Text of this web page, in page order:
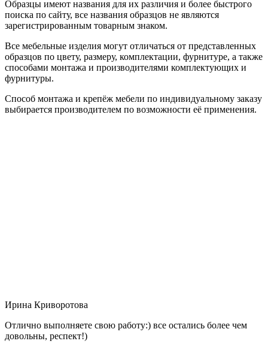
Образцы имеют названия для их различия и более быстрого
поиска по сайту, все названия образцов не являются
зарегистрированным товарным знаком.
Все мебельные изделия могут отличаться от представленных
образцов по цвету, размеру, комплектации, фурнитуре, а также
способами монтажа и производителями комплектующих и
фурнитуры.
Способ монтажа и крепёж мебели по индивидуальному заказу
выбирается производителем по возможности её применения.
Ирина Криворотова
Отлично выполняете свою работу:) все остались более чем
довольны, респект!)